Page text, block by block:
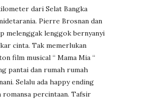
dari Selat Bangka
Pierre Brosnan dan
melenggak lenggok bernyanyi
cinta. Tak memerlukan
film musical “ Mama Mia “
pantai dan rumah rumah
Selalu ada happy ending
romansa percintaan. Tafsir